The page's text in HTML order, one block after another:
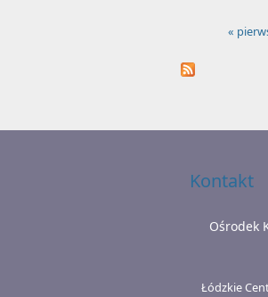
«
Kontakt
Ośrodek
Łódzkie